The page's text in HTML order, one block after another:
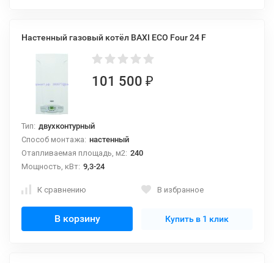
Настенный газовый котёл BAXI ECO Four 24 F
101 500 ₽
Тип: двухконтурный
Способ монтажа: настенный
Отапливаемая площадь, м2: 240
Мощность, кВт: 9,3-24
К сравнению В избранное
В корзину Купить в 1 клик